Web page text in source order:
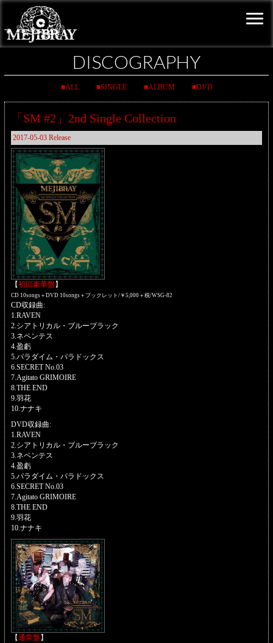
DISCOGRAPHY
ALL SINGLE ALBUM DVD
「SM #2」2nd Single Collection
2017-05-03 Release
【初回豪華盤】
CD 10songs＋DVD 10songs＋ブックレット/￥5,000＋税/WSG-82
CD収録曲:
1.RAVEN
2.シアトリカル・ブルーブラック
3.ネペンテス
4.盈虧
5.パラダイム・パラドックス
6.SECRET No.03
7.Agitato GRIMOIRE
8.THE END
9.羽花
10.ナナキ
DVD収録曲:
1.RAVEN
2.シアトリカル・ブルーブラック
3.ネペンテス
4.盈虧
5.パラダイム・パラドックス
6.SECRET No.03
7.Agitato GRIMOIRE
8.THE END
9.羽花
10.ナナキ
【通常盤】